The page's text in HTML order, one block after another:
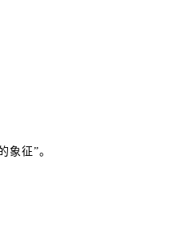
象征”。